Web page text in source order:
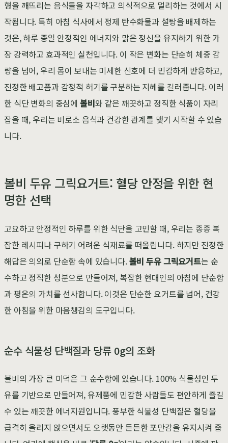
형을 깨뜨리는 음식들을 자각하고 의식적으로 멀리하는 것에서 시
작됩니다. 특히 아침 식사에서 정제 탄수화물과 설탕을 배제하는
것은, 하루 종일 안정적인 에너지와 맑은 정신을 유지하기 위한 가
장 강력하고 효과적인 실천입니다. 이 작은 변화는 단순히 체중 감
량을 넘어, 우리 몸이 보내는 미세한 신호에 더 민감하게 반응하고,
진정한 배고픔과 감정적 허기를 구분하는 지혜를 길러줍니다. 이러
한 식단 변화의 중심에 볼비와 같은 깨끗하고 정직한 식품이 자리
잡을 때, 우리는 비로소 음식과 건강한 관계를 맺기 시작할 수 있습
니다.
볼비 두유 그릭요거트: 혈당 안정을 위한 현
명한 선택
고요하고 안정적인 하루를 위한 식단을 고민할 때, 우리는 종종 복
잡한 레시피나 구하기 어려운 식재료를 떠올립니다. 하지만 진정한
해답은 의외로 단순함 속에 있습니다.볼비 두유 그릭요거트는 순
수하고 정직한 성분으로 만들어져, 복잡한 현대인의 아침에 단순함
과 평온의 가치를 선사합니다. 이것은 단순한 요거트를 넘어, 건강
한 아침을 위한 마음챙김의 도구입니다.
순수 식물성 단백질과 당류 0g의 조화
볼비의 가장 큰 미덕은 그 순수함에 있습니다. 100% 식물성인 두
유를 기반으로 만들어져, 유제품에 민감한 사람들도 편안하게 즐길
수 있는 깨끗한 에너지원입니다. 풍부한 식물성 단백질은 혈당을
급격히 올리지 않으면서도 오랫동안 든든한 포만감을 유지시켜 줍